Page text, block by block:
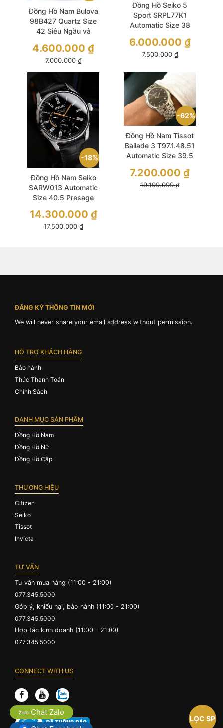
LỌC SP
Đồng Hồ Nam Bulova
98B427 Quartz Size
42 Siêu Ngầu và
7.000.000₫
4.600.000 ₫
Đồng Hồ Seiko 5
Sport SRPL77K1
Automatic Size 38
7.500.000₫
6.000.000 ₫
18%
Đồng Hồ Nam Seiko
SARW013 Automatic
Size 40.5 Presage
Tone
17.500.000₫
14.300.000 ₫
62%
Đồng Hồ Nam Tissot
Ballade 3 T97.1.48.51
Automatic Size 39.5
19.100.000₫
7.200.000 ₫
Chat Zalo
ĐĂNG KÝ THÔNG TIN MỚI
We will never share your email address without permission.
HỖ TRỢ KHÁCH HÀNG
Bảo hành
Thức Thanh Toán
Chính Sách
DANH MỤC SẢN PHẨM
Đồng Hồ Nam
Đồng Hồ Nữ
Đồng Hồ Cặp
THƯƠNG HIỆU
Citizen
Seiko
Tissot
Invicta
TƯ VẤN
Tư vấn mua hàng (11:00 - 21:00)
077.345.5000
Góp ý, khiếu nại, bảo hành (11:00 - 21:00)
077.345.5000
Hợp tác kinh doanh (11:00 - 21:00)
077.345.5000
CONNECT WITH US